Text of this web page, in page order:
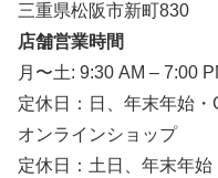
三重県松阪市新町830
店舗営業時間
月〜土: 9:30 AM – 7:00
定休日：日、年末年始・
オンラインショップ
定休日：土日、年末年始